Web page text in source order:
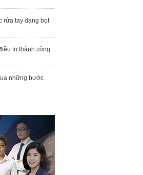
rửa tay dạng bọt
trị thành công
những bước